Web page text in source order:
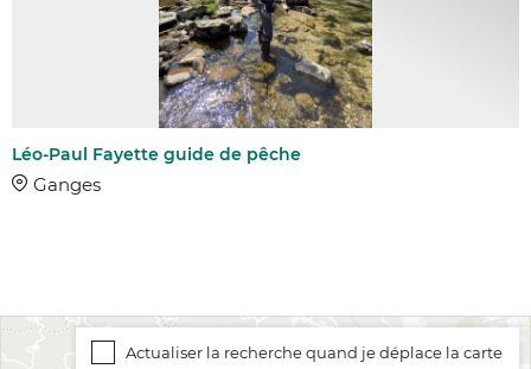
Léo-Paul Fayette guide de pêche
Ganges
Actualiser la recherche quand je déplace la carte